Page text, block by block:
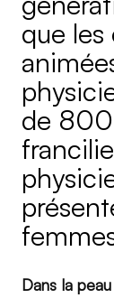
que
de 800
Dans la